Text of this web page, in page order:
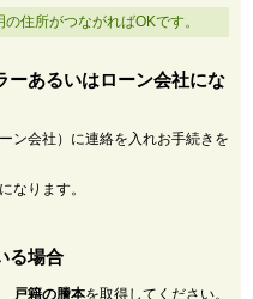
住所がつながればOKです。
ーあるいはローン会社にな
ン会社）に連絡を入れお手続きを
なります。
る場合
戸籍の謄本を取得してください。